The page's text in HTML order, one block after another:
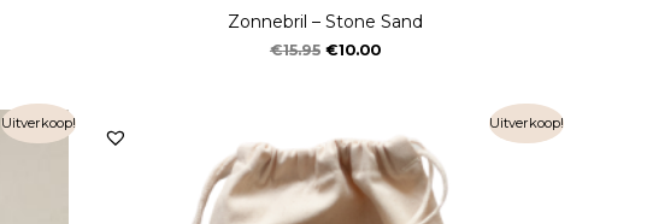
Zonnebril – Stone Sand
€15.95 €10.00
Uitverkoop! Uitverkoop!